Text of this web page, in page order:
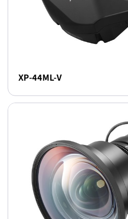
XP-44ML-V